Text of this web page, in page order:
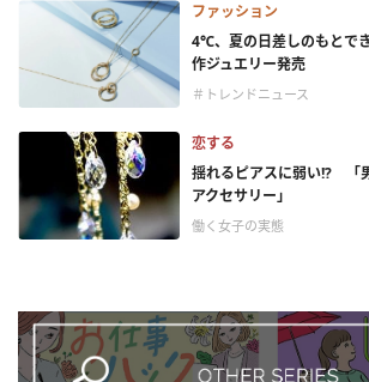
ファッション
4℃、夏の日差しのもとで
作ジュエリー発売
＃トレンドニュース
恋する
揺れるピアスに弱い!? 「
アクセサリー」
働く女子の実態